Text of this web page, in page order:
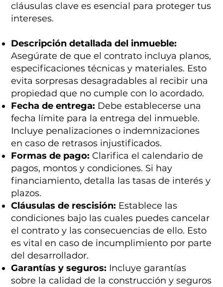
cláusulas clave es esencial para proteger tus
intereses.
Descripción detallada del inmueble:
Asegúrate de que el contrato incluya planos,
especificaciones técnicas y materiales. Esto
evita sorpresas desagradables al recibir una
propiedad que no cumple con lo acordado.
Fecha de entrega: Debe establecerse una
fecha límite para la entrega del inmueble.
Incluye penalizaciones o indemnizaciones
en caso de retrasos injustificados.
Formas de pago: Clarifica el calendario de
pagos, montos y condiciones. Si hay
financiamiento, detalla las tasas de interés y
plazos.
Cláusulas de rescisión: Establece las
condiciones bajo las cuales puedes cancelar
el contrato y las consecuencias de ello. Esto
es vital en caso de incumplimiento por parte
del desarrollador.
Garantías y seguros: Incluye garantías
sobre la calidad de la construcción y seguros